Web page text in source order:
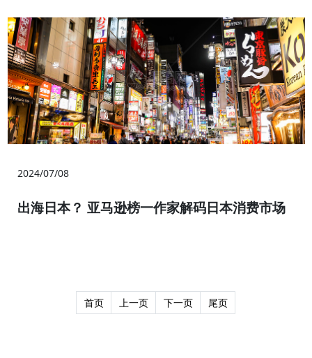
2024/07/08
出海日本？ 亚马逊榜一作家解码日本消费市场
首页 上一页 下一页 尾页